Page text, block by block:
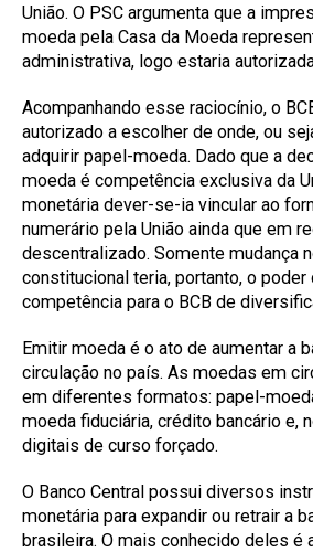
União. O PSC argumenta que a
moeda pela Casa da Moeda
administrativa, logo estaria
Acompanhando esse raciocínio, o
autorizado a escolher de onde, ou
adquirir papel-moeda. Dado que a
moeda é competência exclusiva da
monetária dever-se-ia vincular ao
numerário pela União ainda que em
descentralizado. Somente mudança
constitucional teria, portanto, o poder
competência para o BCB de
Emitir moeda é o ato de aumentar a
circulação no país. As moedas em
em diferentes formatos: papel-
moeda fiduciária, crédito bancário e,
digitais de curso forçado.
O Banco Central possui diversos
monetária para expandir ou retrair a
brasileira. O mais conhecido deles é